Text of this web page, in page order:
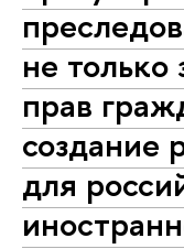
не
прав
создание
для